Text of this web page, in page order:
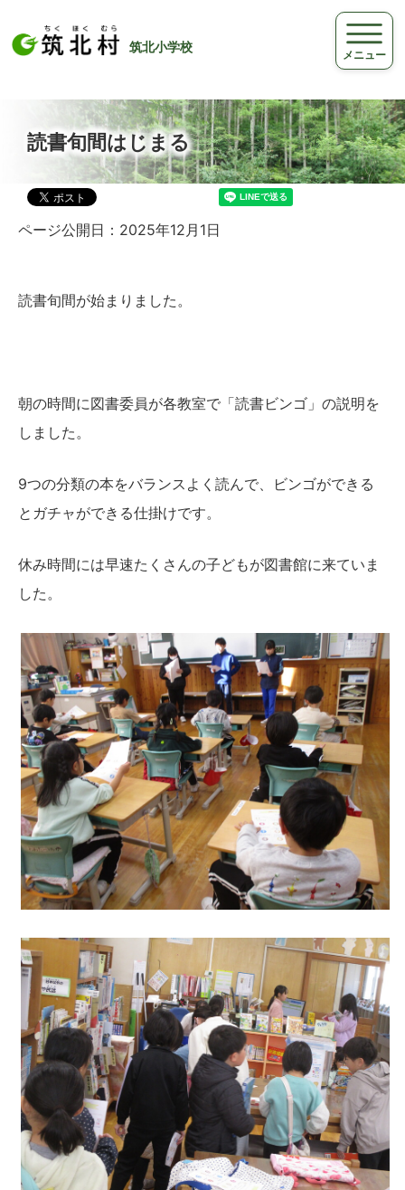
筑北小学校
メニュー
読書旬間はじまる
ページ公開日：2025年12月1日
読書旬間が始まりました。
朝の時間に図書委員が各教室で「読書ビンゴ」の説明を
しました。
9つの分類の本をバランスよく読んで、ビンゴができる
とガチャができる仕掛けです。
休み時間には早速たくさんの子どもが図書館に来ていま
した。